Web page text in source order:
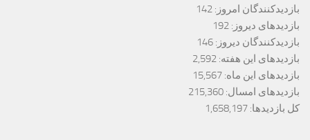
بازدیدکنندگان امروز: 142
بازدیدهای دیروز: 192
بازدیدکنندگان دیروز: 146
بازدیدهای این هفته: 2,592
بازدیدهای این ماه: 15,567
بازدیدهای امسال: 215,360
کل بازدیدها: 1,658,197